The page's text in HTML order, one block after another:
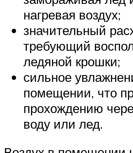
нагревая воздух;
значительный
требующий
ледяной крошки;
сильное
помещении, что
прохождению
воду или лед.